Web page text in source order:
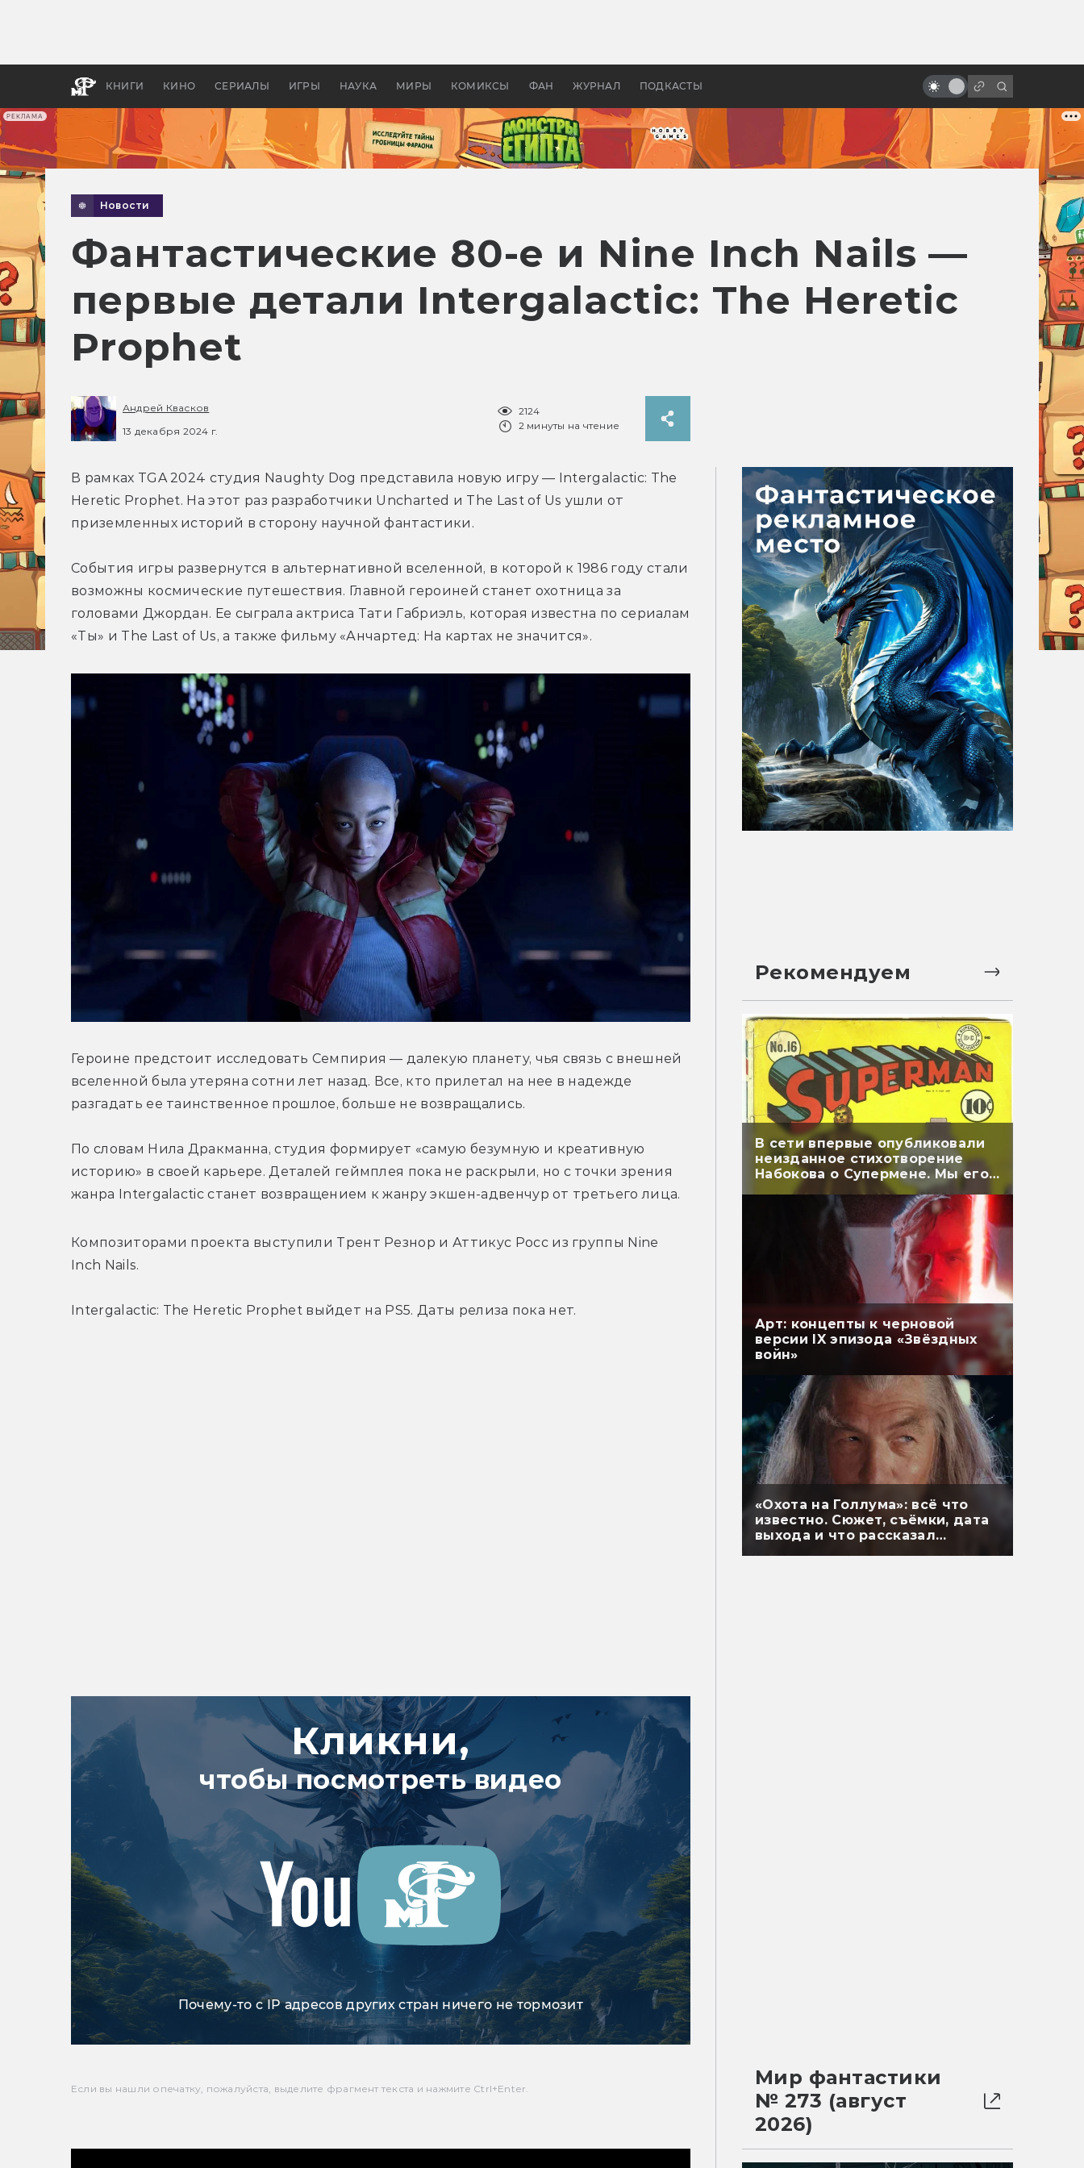
РЕКЛАМА
КНИГИ КИНО СЕРИАЛЫ ИГРЫ НАУКА МИРЫ КОМИКСЫ ФАН ЖУРНАЛ ПОДКАСТЫ
бы «Властелина колец»
Древней Грецией
10 необычных камео Стэна Ли
Новости
Фантастические 80-е и Nine Inch Nails —
первые детали Intergalactic: The Heretic
Prophet
Андрей Квасков
13 декабря 2024 г.
2124
2 минуты на чтение
В рамках TGA 2024 студия Naughty Dog представила новую игру — Intergalactic: The
Heretic Prophet. На этот раз разработчики Uncharted и The Last of Us ушли от
приземленных историй в сторону научной фантастики.
События игры развернутся в альтернативной вселенной, в которой к 1986 году стали
возможны космические путешествия. Главной героиней станет охотница за
головами Джордан. Ее сыграла актриса Тати Габриэль, которая известна по сериалам
«Ты» и The Last of Us, а также фильму «Анчартед: На картах не значится».
Героине предстоит исследовать Семпирия — далекую планету, чья связь с внешней
вселенной была утеряна сотни лет назад. Все, кто прилетал на нее в надежде
разгадать ее таинственное прошлое, больше не возвращались.
По словам Нила Дракманна, студия формирует «самую безумную и креативную
историю» в своей карьере. Деталей геймплея пока не раскрыли, но с точки зрения
жанра
Intergalactic станет возвращением к жанру экшен-адвенчур от третьего лица.
Композиторами проекта выступили Трент Резнор и Аттикус Росс из группы Nine
Inch Nails.
Intergalactic: The Heretic Prophet выйдет на PS5. Даты релиза пока нет.
Кликни,
чтобы посмотреть видео
Почему-то с IP адресов других стран ничего не тормозит
Если вы нашли опечатку, пожалуйста, выделите фрагмент текста и нажмите Ctrl+Enter.
Рекомендуем
В сети впервые опубликовали
неизданное стихотворение
Набокова о Супермене. Мы его
перевели
Арт: концепты к черновой
версии IX эпизода «Звёздных
войн»
«Охота на Голлума»: всё что
известно. Сюжет, съёмки, дата
выхода и что рассказал
Мир фантастики
№ 273 (август
2026)